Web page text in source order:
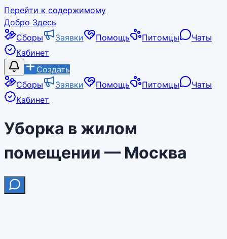
Перейти к содержимому
Добро Здесь
Сборы
Заявки Помощь Питомцы
Чаты
Кабинет
Создать
Сборы
Заявки Помощь Питомцы
Чаты
Кабинет
Уборка в жилом
помещении — Москва